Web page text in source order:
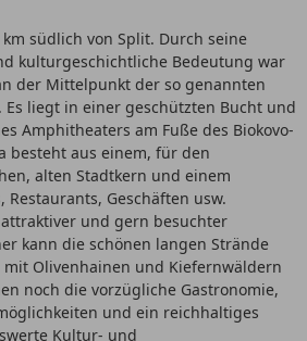
südlich von Split. Durch seine
kulturgeschichtliche Bedeutung war
der Mittelpunkt der so genannten
Es liegt in einer geschützten Bucht und
Amphitheaters am Fuße des Biokovo-
besteht aus einem, für den
alten Stadtkern und einem
Restaurants, Geschäften usw.
und gern besuchter
kann die schönen langen Strände
Olivenhainen und Kiefernwäldern
noch die vorzügliche Gastronomie,
und ein reichhaltiges
Kultur- und